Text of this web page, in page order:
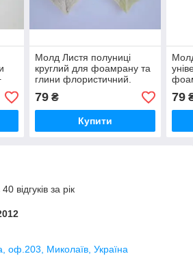
Молд Листя полуниці
круглий для фоамрану та
глини флористичний.
Молд + вайнер
79₴
Купити
79
відгуків за рік
оф.203, Миколаїв, Україна